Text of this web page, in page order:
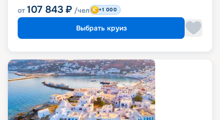
от 107 843 ₽ /чел +1 000
Выбрать круиз